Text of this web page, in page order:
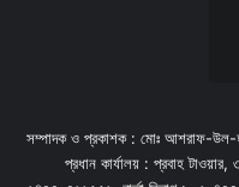
সম্পাদক ও প্রকাশক : মোঃ আশরাফ-উল-
প্রধান কার্যালয় : প্রবাহ